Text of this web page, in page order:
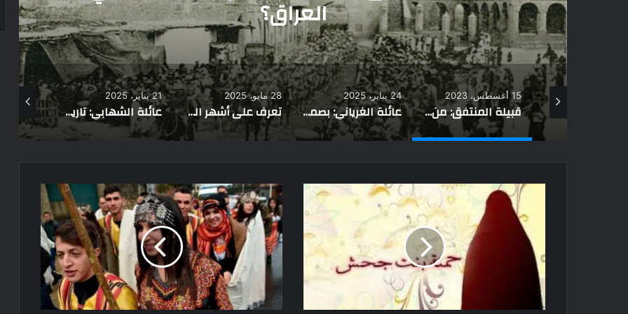
العراق؟
“ذباح الشيخان”.. خلف بن دعيجا أشهر قادة قبيلة الشرارات
15 أغسطس، 2023
قبيلة المنتفق: من أين جاءت وماذا فعلت في العراق؟
24 يناير، 2025
عائلة الغرياني: بصمة تاريخية في الحياة السياسية والاجتماعية في ليبيا
28 مايو، 2025
تعرف على أشهر القبائل العربية في الإمارات
21 يناير، 2025
عائلة الشهابي: تاريخ طويل من النبل والقيادة في لبنان
27 فبراير، 2022